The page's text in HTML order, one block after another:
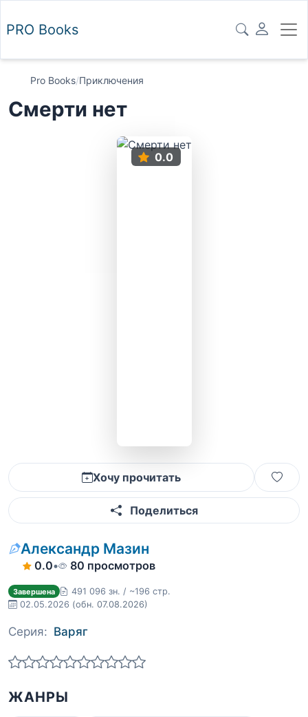
PRO Books
Pro Books/Приключения
Смерти нет
0.0
Хочу прочитать
Поделиться
Александр Мазин
0.0• 80 просмотров
Завершена
491 096 зн. / ~196 стр.
02.05.2026 (обн. 07.08.2026)
Серия: Варяг
ЖАНРЫ